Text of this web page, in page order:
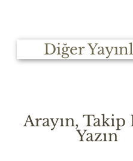
Diğer
Arayın, Takip
Yazın